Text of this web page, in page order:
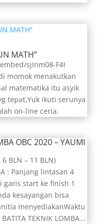
MATH”
sjInm08-F4I
momok menakutkan
matematika itu asyik
tepat,Yuk ikuti serunya
on-line ceria.
OBC 2020 – YAUMI
6 BLN – 11 BLN)
: Panjang lintasan 4
garis start ke finish 1
kesayangan bisa
menyediakanWaktu
TEKNIK LOMBA...